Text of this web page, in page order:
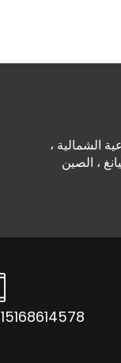
الشمالية ،
، الصين
15168614578 15988910657